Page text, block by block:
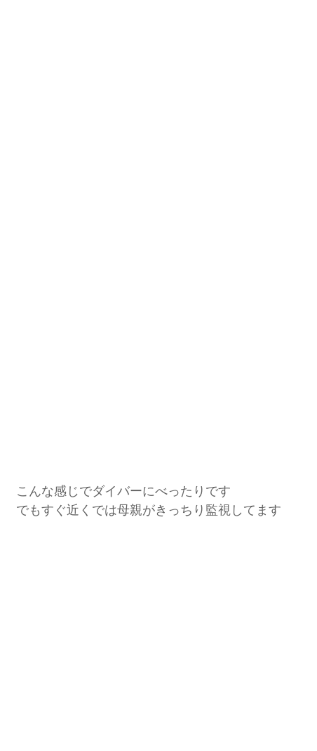
こんな感じでダイバーにべったりです
でもすぐ近くでは母親がきっちり監視してます